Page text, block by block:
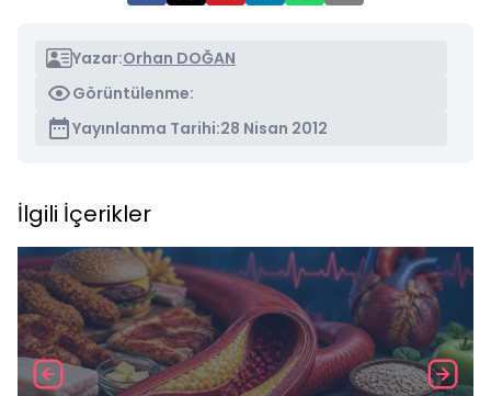
Yazar:Orhan DOĞAN
Görüntülenme:
Yayınlanma Tarihi:28 Nisan 2012
İlgili İçerikler